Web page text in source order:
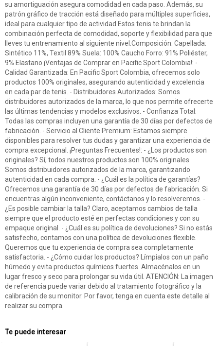
su amortiguación asegura comodidad en cada paso. Además, su
patrón gráfico de tracción está diseñado para múltiples superficies,
ideal para cualquier tipo de actividad.Estos tenis te brindan la
combinación perfecta de comodidad, soporte y flexibilidad para que
lleves tu entrenamiento al siguiente nivel.Composición: Capellada:
Sintético 11%, Textil 89% Suela: 100% Caucho Forro: 91% Poliéster,
9% Elastano ¡Ventajas de Comprar en Pacific Sport Colombia!: -
Calidad Garantizada: En Pacific Sport Colombia, ofrecemos solo
productos 100% originales, asegurando autenticidad y excelencia
en cada par de tenis. - Distribuidores Autorizados: Somos
distribuidores autorizados de la marca, lo que nos permite ofrecerte
las últimas tendencias y modelos exclusivos. - Confianza Total:
Todas las compras incluyen una garantía de 30 días por defectos de
fabricación. - Servicio al Cliente Premium: Estamos siempre
disponibles para resolver tus dudas y garantizar una experiencia de
compra excepcional. ¡Preguntas Frecuentes!: - ¿Los productos son
originales? Sí, todos nuestros productos son 100% originales.
Somos distribuidores autorizados de la marca, garantizando
autenticidad en cada compra. - ¿Cuál es la política de garantías?
Ofrecemos una garantía de 30 días por defectos de fabricación. Si
encuentras algún inconveniente, contáctanos y lo resolveremos. -
¿Es posible cambiar la talla? Claro, aceptamos cambios de talla
siempre que el producto esté en perfectas condiciones y con su
empaque original. - ¿Cuál es su política de devoluciones? Si no estás
satisfecho, contamos con una política de devoluciones flexible.
Queremos que tu experiencia de compra sea completamente
satisfactoria. - ¿Cómo cuidar los productos? Límpialos con un paño
húmedo y evita productos químicos fuertes. Almacénalos en un
lugar fresco y seco para prolongar su vida útil. ATENCIÓN: La imagen
de referencia puede variar debido al tratamiento fotográfico y la
calibración de su monitor. Por favor, tenga en cuenta este detalle al
realizar su compra.
Te puede interesar